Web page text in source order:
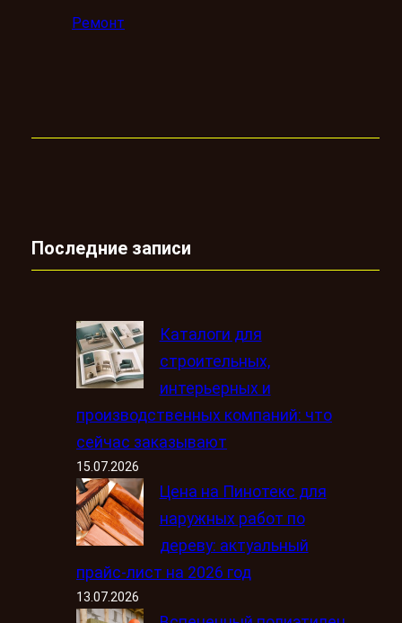
Ремонт
Последние записи
Каталоги для
строительных,
интерьерных и
производственных компаний: что
сейчас заказывают
15.07.2026
Цена на Пинотекс для
наружных работ по
дереву: актуальный
прайс-лист на 2026 год
13.07.2026